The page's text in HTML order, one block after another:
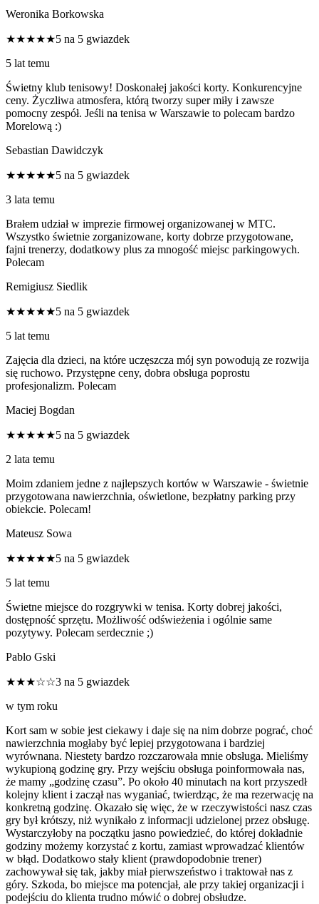
Weronika Borkowska
★★★★★5 na 5 gwiazdek
5 lat temu
Świetny klub tenisowy! Doskonałej jakości korty. Konkurencyjne
ceny. Życzliwa atmosfera, którą tworzy super miły i zawsze
pomocny zespół. Jeśli na tenisa w Warszawie to polecam bardzo
Morelową :)
Sebastian Dawidczyk
★★★★★5 na 5 gwiazdek
3 lata temu
Brałem udział w imprezie firmowej organizowanej w MTC.
Wszystko świetnie zorganizowane, korty dobrze przygotowane,
fajni trenerzy, dodatkowy plus za mnogość miejsc parkingowych.
Polecam
Remigiusz Siedlik
★★★★★5 na 5 gwiazdek
5 lat temu
Zajęcia dla dzieci, na które uczęszcza mój syn powodują ze rozwija
się ruchowo. Przystępne ceny, dobra obsługa poprostu
profesjonalizm. Polecam
Maciej Bogdan
★★★★★5 na 5 gwiazdek
2 lata temu
Moim zdaniem jedne z najlepszych kortów w Warszawie - świetnie
przygotowana nawierzchnia, oświetlone, bezpłatny parking przy
obiekcie. Polecam!
Mateusz Sowa
★★★★★5 na 5 gwiazdek
5 lat temu
Świetne miejsce do rozgrywki w tenisa. Korty dobrej jakości,
dostępność sprzętu. Możliwość odświeżenia i ogólnie same
pozytywy. Polecam serdecznie ;)
Pablo Gski
★★★☆☆3 na 5 gwiazdek
w tym roku
Kort sam w sobie jest ciekawy i daje się na nim dobrze pograć, choć
nawierzchnia mogłaby być lepiej przygotowana i bardziej
wyrównana. Niestety bardzo rozczarowała mnie obsługa. Mieliśmy
wykupioną godzinę gry. Przy wejściu obsługa poinformowała nas,
że mamy „godzinę czasu”. Po około 40 minutach na kort przyszedł
kolejny klient i zaczął nas wyganiać, twierdząc, że ma rezerwację na
konkretną godzinę. Okazało się więc, że w rzeczywistości nasz czas
gry był krótszy, niż wynikało z informacji udzielonej przez obsługę.
Wystarczyłoby na początku jasno powiedzieć, do której dokładnie
godziny możemy korzystać z kortu, zamiast wprowadzać klientów
w błąd. Dodatkowo stały klient (prawdopodobnie trener)
zachowywał się tak, jakby miał pierwszeństwo i traktował nas z
góry. Szkoda, bo miejsce ma potencjał, ale przy takiej organizacji i
podejściu do klienta trudno mówić o dobrej obsłudze.